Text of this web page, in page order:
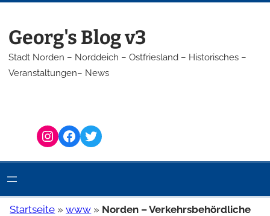
springen
Georg's Blog v3
Stadt Norden – Norddeich – Ostfriesland – Historisches –
Veranstaltungen– News
Instagram Facebook Twitter
Startseite »www » Norden – Verkehrsbehördliche